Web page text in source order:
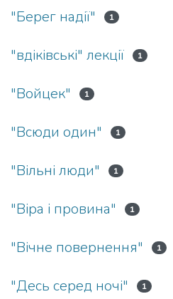
"Берег надії" 1
"вдіківські" лекції 1
"Войцек" 1
"Всюди один" 1
"Вільні люди" 1
"Віра і провина" 1
"Вічне повернення" 1
"Десь серед ночі" 1